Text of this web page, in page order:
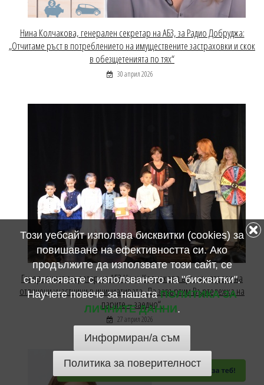
Нина Колчакова, генерален секретар на АБЗ, за Радио Добруджа:
„Отчитаме ръст в потреблението на имуществените застраховки и скок
в обезщетенията по тях“
30 април 2026
Генералният секретар на АБЗ Нина Колчакова връчи награди на
отличени участници в инициативата „Да завъртим Въртележка на
парите – заедно“.
27 април 2026
Този уебсайт използва бисквитки (cookies) за
повишаване на ефективността си. Ако
продължите да използвате този сайт, се
съгласявате с използването на "бисквитки".
Научете повече за нашатаПОЛИТИКА ЗА
ЛИЧНИТЕ ДАННИ.
Информиран/а съм
Политика за поверителност